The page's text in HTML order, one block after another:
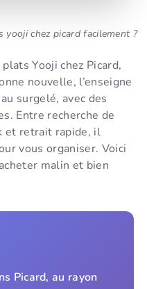
yooji chez picard facilement ?
Yooji chez Picard,
nouvelle, l’enseigne
surgelé, avec des
Entre recherche de
et retrait rapide, il
vous organiser. Voici
malin et bien
Picard, au rayon